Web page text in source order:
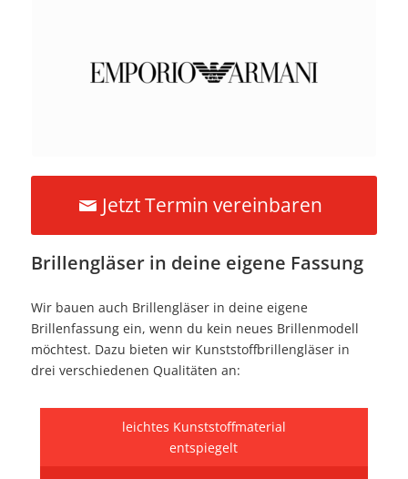
Jetzt Termin vereinbaren
Brillengläser in deine eigene Fassung
Wir bauen auch Brillengläser in deine eigene
Brillenfassung ein, wenn du kein neues Brillenmodell
möchtest. Dazu bieten wir Kunststoffbrillengläser in
drei verschiedenen Qualitäten an:
leichtes Kunststoffmaterial
entspiegelt